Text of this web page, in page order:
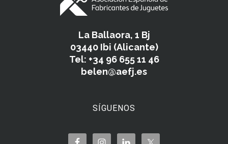
La Ballaora, 1 Bj
03440 Ibi (Alicante)
Tel: +34 96 655 11 46
belen@aefj.es
SÍGUENOS